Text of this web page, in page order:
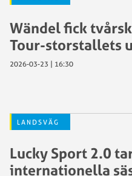
Wändel fick
Tour-storstallets
2026-03-23 | 16:30
LANDSVÄG
Lucky Sport 2.0
internationella